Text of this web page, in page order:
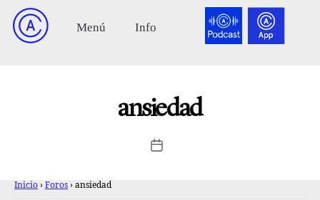
ansiedad
Inicio › Foros › ansiedad